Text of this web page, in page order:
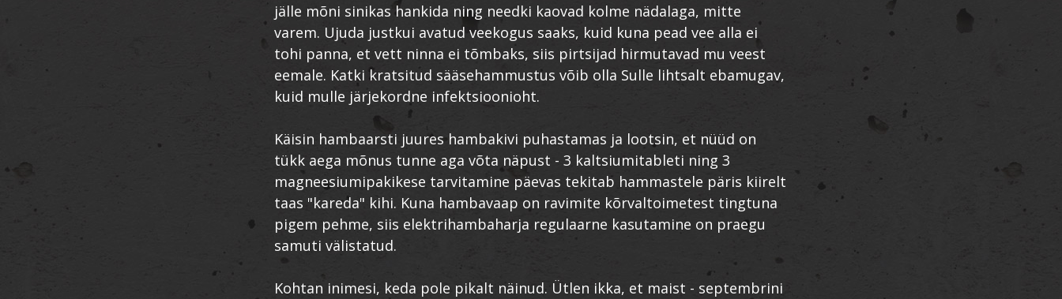
jälle mõni sinikas hankida ning needki kaovad kolme nädalaga, mitte
varem. Ujuda justkui avatud veekogus saaks, kuid kuna pead vee alla ei
tohi panna, et vett ninna ei tõmbaks, siis pirtsijad hirmutavad mu veest
eemale. Katki kratsitud sääsehammustus võib olla Sulle lihtsalt ebamugav,
kuid mulle järjekordne infektsioonioht.
Käisin hambaarsti juures hambakivi puhastamas ja lootsin, et nüüd on
tükk aega mõnus tunne aga võta näpust - 3 kaltsiumitableti ning 3
magneesiumipakikese tarvitamine päevas tekitab hammastele päris kiirelt
taas "kareda" kihi. Kuna hambavaap on ravimite kõrvaltoimetest tingtuna
pigem pehme, siis elektrihambaharja regulaarne kasutamine on praegu
samuti välistatud.
Kohtan inimesi, keda pole pikalt näinud. Ütlen ikka, et maist - septembrini